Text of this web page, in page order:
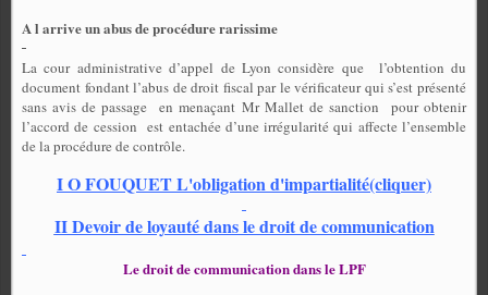
A l arrive un abus de procédure rarissime
La cour administrative d’appel de Lyon considère que
l’obtention du
document fondant l’abus de droit fiscal par le vérificateur qui s’est présenté
sans avis de passage
en menaçant Mr Mallet de sanction
pour obtenir
l’accord de cession est entachée d’une irrégularité qui affecte l’ensemble
de la procédure de contrôle.
IO FOUQUET L'obligation d'impartialité(cliquer)
II Devoir de loyauté dans le droit de communication
Le droit de communication dans le LPF